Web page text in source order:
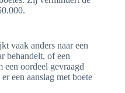
vaak anders naar een
behandelt, of een
een oordeel gevraagd
een aanslag met boete